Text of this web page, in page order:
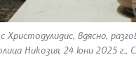
вдясно,
Никозия, 24 юни 2025 г.,